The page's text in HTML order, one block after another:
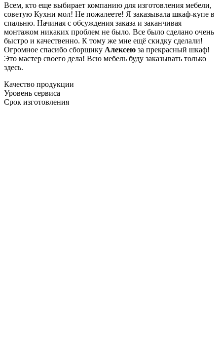
Всем, кто еще выбирает компанию для изготовления мебели,
советую Кухни мол! Не пожалеете! Я заказывала шкаф-купе в
спальню. Начиная с обсуждения заказа и заканчивая
монтажом никаких проблем не было. Все было сделано очень
быстро и качественно. К тому же мне ещё скидку сделали!
Огромное спасибо сборщику Алексею за прекрасный шкаф!
Это мастер своего дела! Всю мебель буду заказывать только
здесь.
Качество продукции
Уровень сервиса
Срок изготовления